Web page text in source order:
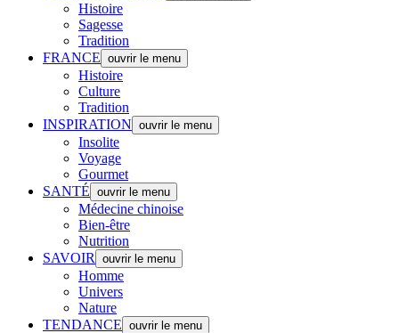
Histoire
Sagesse
Tradition
FRANCE ouvrir le menu
Histoire
Culture
Tradition
INSPIRATION ouvrir le menu
Insolite
Voyage
Gourmet
SANTÉ ouvrir le menu
Médecine chinoise
Bien-être
Nutrition
SAVOIR
ouvrir le menu
Homme
Univers
Nature
TENDANCE ouvrir le menu